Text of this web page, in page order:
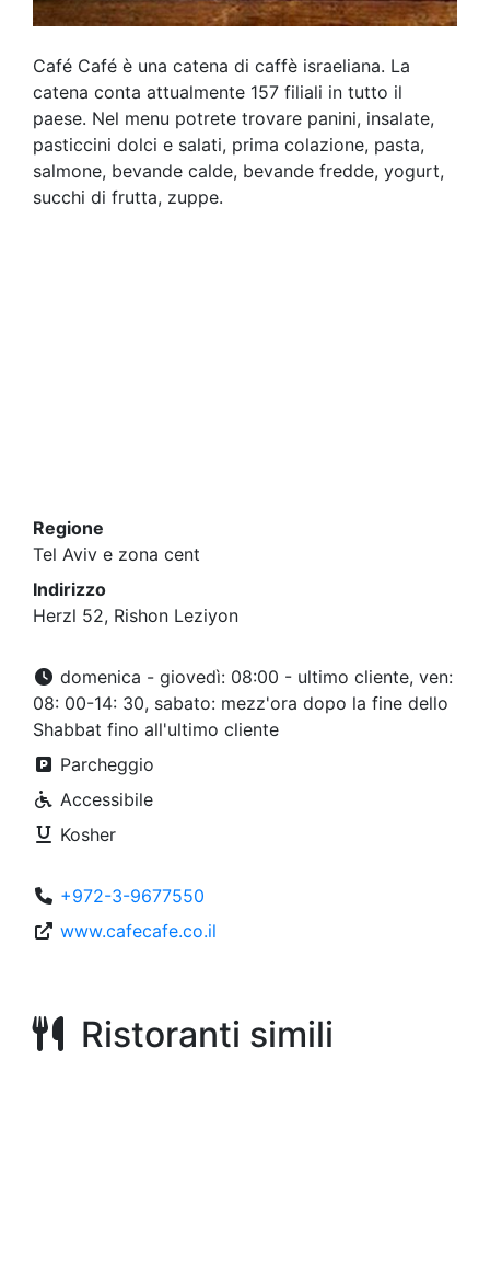
Café Café è una catena di caffè israeliana. La
catena conta attualmente 157 filiali in tutto il
paese. Nel menu potrete trovare panini, insalate,
pasticcini dolci e salati, prima colazione, pasta,
salmone, bevande calde, bevande fredde, yogurt,
succhi di frutta, zuppe.
Regione
Tel Aviv e zona cent
Indirizzo
Herzl 52, Rishon Leziyon
domenica - giovedì: 08:00 - ultimo cliente, ven:
08: 00-14: 30, sabato: mezz'ora dopo la fine dello
Shabbat fino all'ultimo cliente
Parcheggio
Accessibile
Kosher
+972-3-9677550
www.cafecafe.co.il
Ristoranti simili